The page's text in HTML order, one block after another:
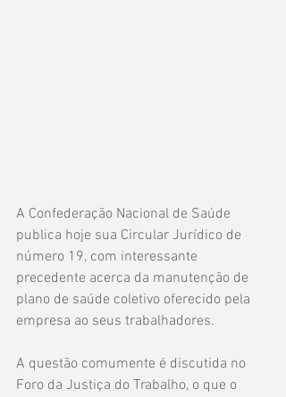
A Confederação Nacional de Saúde
publica hoje sua Circular Jurídico de
número 19, com interessante
precedente acerca da manutenção de
plano de saúde coletivo oferecido pela
empresa ao seus trabalhadores.
A questão comumente é discutida no
Foro da Justiça do Trabalho, o que o